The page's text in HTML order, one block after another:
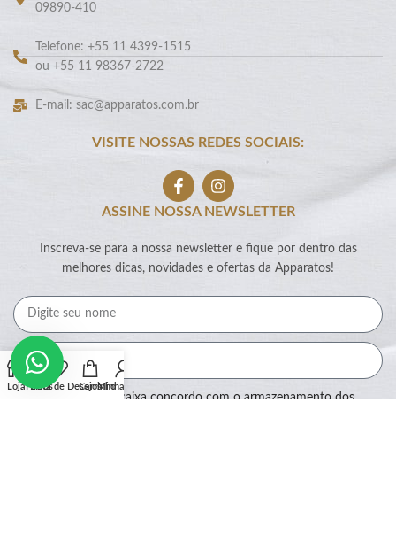
09890-410
Telefone: +55 11 4399-1515
ou +55 11 98367-2722
E-mail: sac@apparatos.com.br
VISITE NOSSAS REDES SOCIAIS:
ASSINE NOSSA NEWSLETTER
Inscreva-se para a nossa newsletter e fique por dentro das
melhores dicas, novidades e ofertas da Apparatos!
Ao marcar essa caixa concordo com o armazenamento dos
LojaFiltros
Lista de Desejos
CarrinhoMinha conta